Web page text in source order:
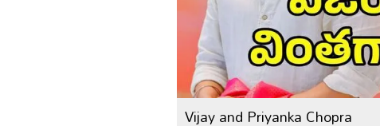
Vijay and Priyanka Chopra